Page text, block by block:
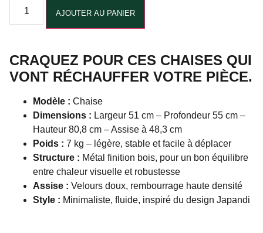
AJOUTER AU PANIER
CRAQUEZ POUR CES CHAISES QUI
VONT RÉCHAUFFER VOTRE PIÈCE.
Modèle : Chaise
Dimensions : Largeur 51 cm – Profondeur 55 cm –
Hauteur 80,8 cm – Assise à 48,3 cm
Poids : 7 kg – légère, stable et facile à déplacer
Structure : Métal finition bois, pour un bon équilibre
entre chaleur visuelle et robustesse
Assise : Velours doux, rembourrage haute densité
Style : Minimaliste, fluide, inspiré du design Japandi